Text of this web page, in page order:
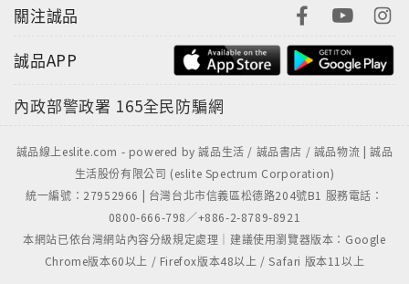
後另外就是，看到福島縣產的食材跟外縣市的放在一起
「我是不太會覺得憂鬱啦，但卻有種失落感。有一種自
流水了的感覺。不過上班時可以每天跟人接觸、談話，
也不失為一種轉換心情的方式，而且又有收入⋯⋯」
「明確地決定以護理師為目標，是經驗了震災之後的
事。之前我的目標都是美容師之類的，雖然媽媽曾建議
關注誠品
誠品APP
內政部警政署 165全民防騙網
誠品線上eslite.com - powered by 誠品生活 / 誠品書店 / 誠品物流 | 誠品
生活股份有限公司 (eslite Spectrum Corporation)
統一編號：27952966 | 台灣台北市信義區松德路204號B1 服務電話：
0800-666-798／+886-2-8789-8921
本網站已依台灣網站內容分級規定處理｜建議使用瀏覽器版本：Google
Chrome版本60以上 / Firefox版本48以上 / Safari 版本11以上